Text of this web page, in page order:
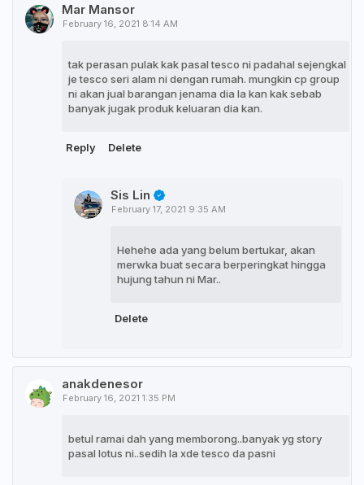
Mar Mansor
February 16, 2021 8:14 AM
tak perasan pulak kak pasal tesco ni padahal sejengkal
je tesco seri alam ni dengan rumah. mungkin cp group
ni akan jual barangan jenama dia la kan kak sebab
banyak jugak produk keluaran dia kan.
Reply Delete
Sis Lin
February 17, 2021 9:35 AM
Hehehe ada yang belum bertukar, akan
merwka buat secara berperingkat hingga
hujung tahun ni Mar..
Delete
anakdenesor
February 16, 2021 1:35 PM
betul ramai dah yang memborong..banyak yg story
pasal lotus ni..sedih la xde tesco da pasni